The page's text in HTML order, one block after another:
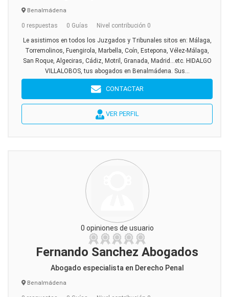
Benalmádena
0 respuestas 0 Guías Nivel contribución 0
Le asistimos en todos los Juzgados y Tribunales sitos en: Málaga,
Torremolinos, Fuengirola, Marbella, Coín, Estepona, Vélez-Málaga,
San Roque, Algeciras, Cádiz, Motril, Granada, Madrid…etc. HIDALGO
VILLALOBOS, tus abogados en Benalmádena. Sus...
CONTACTAR
VER PERFIL
0 opiniones de usuario
Fernando Sanchez Abogados
Abogado especialista en Derecho Penal
Benalmádena